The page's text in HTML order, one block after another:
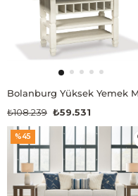
₺59.531
₺108.239
%45